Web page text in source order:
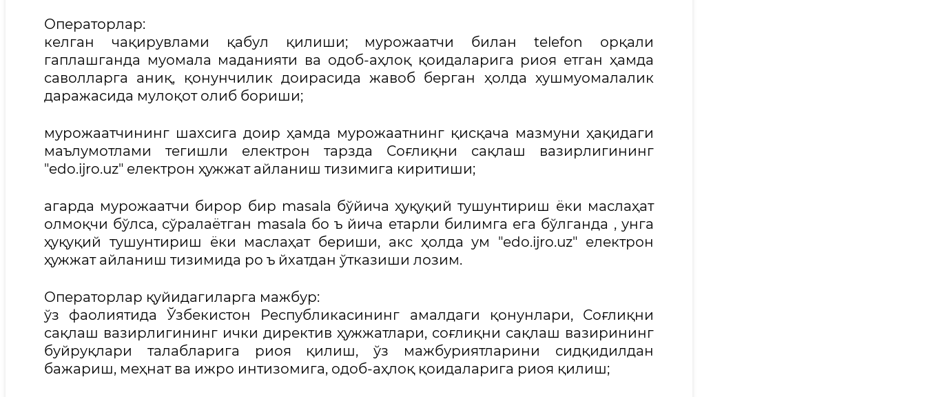
Операторлар:
келган чақирувлами қабул қилиши; мурожаатчи билан telefon орқали
гаплашганда муомала маданияти ва одоб-аҳлоқ қоидаларига риоя етган ҳамда
саволларга аниқ, қонунчилик доирасида жавоб берган ҳолда хушмуомалалик
даражасида мулоқот олиб бориши;
мурожаатчининг шахсига доир ҳамда мурожаатнинг қисқача мазмуни ҳақидаги
маълумотлами тегишли електрон тарзда Соғлиқни сақлаш вазирлигининг
"edo.ijro.uz" електрон ҳужжат айланиш тизимига киритиши;
агарда мурожаатчи бирор бир masala бўйича ҳуқуқий тушунтириш ёки маслаҳат
олмоқчи бўлса, сўралаётган masala бо ъ йича етарли билимга ега бўлганда , унга
ҳуқуқий тушунтириш ёки маслаҳат бериши, акс ҳолда ум "edo.ijro.uz" електрон
ҳужжат айланиш тизимида ро ъ йхатдан ўтказиши лозим.
Операторлар қуйидагиларга мажбур:
ўз фаолиятида Ўзбекистон Республикасининг амалдаги қонунлари, Соғлиқни
сақлаш вазирлигининг ички директив ҳужжатлари, соғлиқни сақлаш вазирининг
буйруқлари талабларига риоя қилиш, ўз мажбуриятларини сидқидилдан
бажариш, меҳнат ва ижро интизомига, одоб-аҳлоқ қоидаларига риоя қилиш;